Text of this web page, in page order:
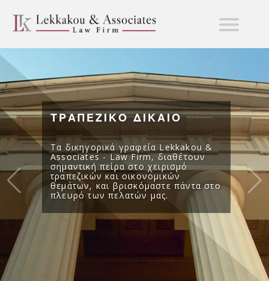
ΤΡΑΠΕΖΙΚΟ ΔΙΚΑΙΟ
Τα δικηγορικά γραφεία Lekkakou &
Associates - Law Firm, διαθέτουν
σημαντική πείρα στο χειρισμό
τραπεζικών και οικονομικών
θεμάτων, και βρισκόμαστε πάντα στο
πλευρό των πελατών μας.